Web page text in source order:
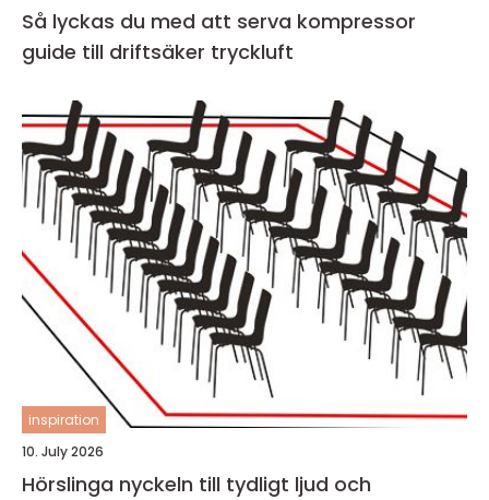
Så lyckas du med att serva kompressor
guide till driftsäker tryckluft
inspiration
10. July 2026
Hörslinga nyckeln till tydligt ljud och